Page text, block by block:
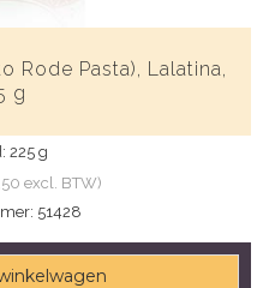
Rode Pasta), Lalatina,
g
225 g
excl. BTW)
51428